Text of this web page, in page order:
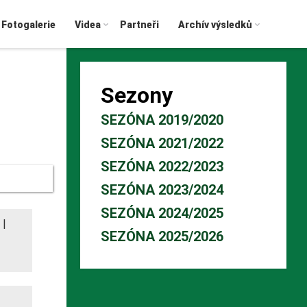
Fotogalerie Videa Partneři Archív výsledků
|
Sezony
SEZÓNA 2019/2020
SEZÓNA 2021/2022
SEZÓNA 2022/2023
SEZÓNA 2023/2024
SEZÓNA 2024/2025
SEZÓNA 2025/2026